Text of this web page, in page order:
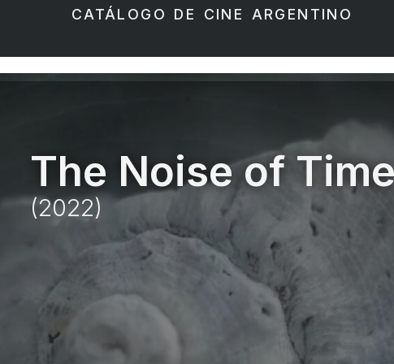
CATÁLOGO DE CINE ARGENTINO
The Noise of
(2022)